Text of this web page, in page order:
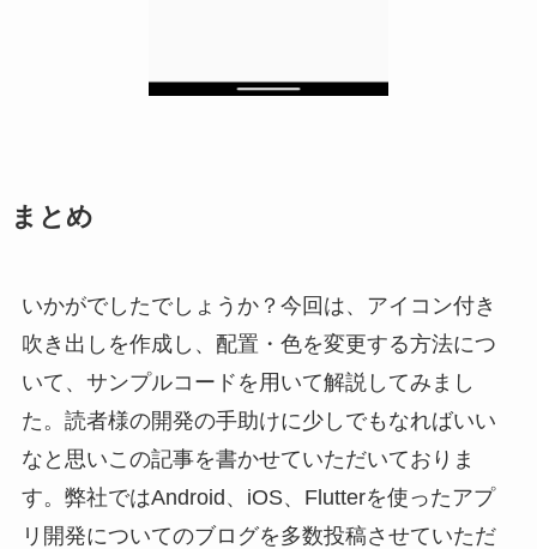
まとめ
いかがでしたでしょうか？今回は、アイコン付き
吹き出しを作成し、配置・色を変更する方法につ
いて、サンプルコードを用いて解説してみまし
た。読者様の開発の手助けに少しでもなればいい
なと思いこの記事を書かせていただいておりま
す。弊社ではAndroid、iOS、Flutterを使ったアプ
リ開発についてのブログを多数投稿させていただ